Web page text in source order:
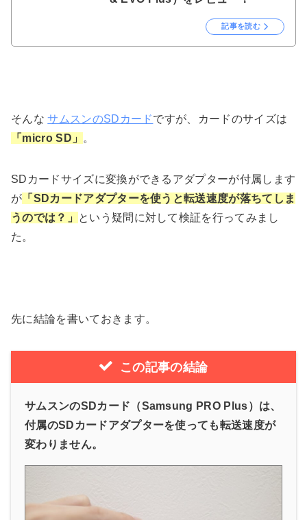
記事を読む
そんなサムスンのSDカードですが、カードのサイズは
「micro SD」
。
SDカードサイズに変換ができるアダプターが付属します
が 「SDカードアダプターを使うと転送速度が落ちてしま
うのでは？」
という疑問に対して検証を行ってみまし
た。
先に結論を書いておきます。
この記事の結論
サムスンのSDカード（Samsung PRO Plus）は、
付属のSDカードアダプターを使っても転送速度が
変わりません。